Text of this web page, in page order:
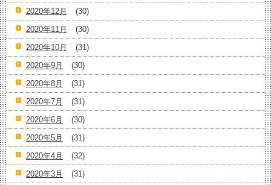
2020年12月
(30)
2020年11月
(30)
2020年10月
(31)
2020年9月
(30)
2020年8月
(31)
2020年7月
(31)
2020年6月
(30)
2020年5月
(31)
2020年4月
(32)
2020年3月
(31)